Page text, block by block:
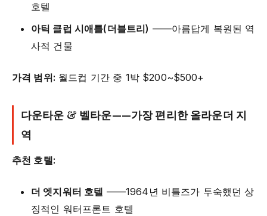
호텔
아틱 클럽 시애틀(더블트리) ——아름답게 복원된 역
사적 건물
가격 범위: 월드컵 기간 중 1박 $200~$500+
다운타운 & 벨타운——가장 편리한 올라운더 지
역
추천 호텔:
더 엣지워터 호텔 ——1964년 비틀즈가 투숙했던 상
징적인 워터프론트 호텔